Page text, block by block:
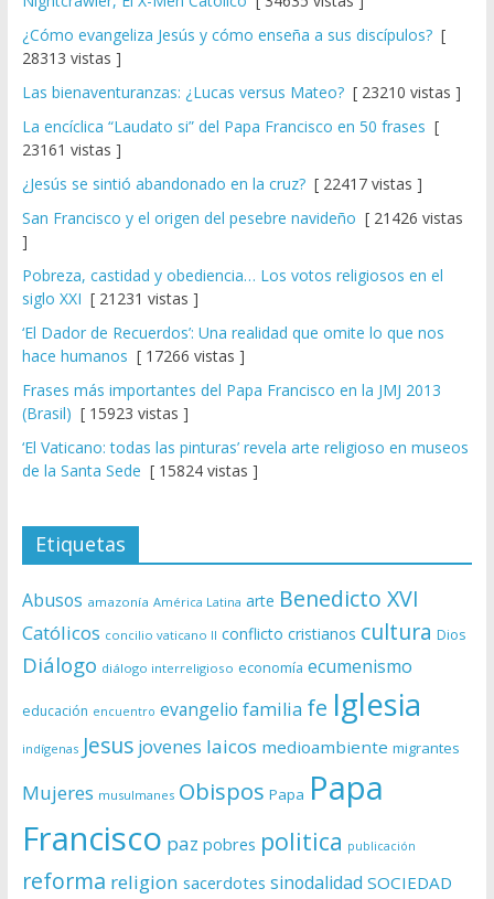
¿Cómo evangeliza Jesús y cómo enseña a sus discípulos?[
28313 vistas ]
Las bienaventuranzas: ¿Lucas versus Mateo?[ 23210 vistas ]
La encíclica “Laudato si” del Papa Francisco en 50 frases [
23161 vistas ]
¿Jesús se sintió abandonado en la cruz?[ 22417 vistas ]
San Francisco y el origen del pesebre navideño [ 21426 vistas
]
Pobreza, castidad y obediencia… Los votos religiosos en el
siglo XXI [ 21231 vistas ]
‘El Dador de Recuerdos’: Una realidad que omite lo que nos
hace humanos [ 17266 vistas ]
Frases más importantes del Papa Francisco en la JMJ 2013
(Brasil) [ 15923 vistas ]
‘El Vaticano: todas las pinturas’ revela arte religioso en museos
de la Santa Sede [ 15824 vistas ]
Etiquetas
Abusos amazonía América Latina arte Benedicto XVI
Católicos concilio vaticano II conflicto cristianos cultura Dios
Diálogo diálogo interreligioso economía ecumenismo
educación encuentro evangelio familia fe Iglesia
indígenas Jesus jovenes laicos medioambiente migrantes
Mujeres musulmanes Obispos Papa Papa
Francisco paz pobres politica publicación
reforma religion sacerdotes sinodalidad SOCIEDAD